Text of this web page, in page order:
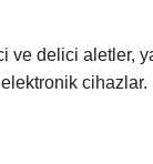
delici aletler,
cihazlar.